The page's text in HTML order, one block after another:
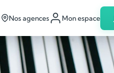
Nos agences Mon espace